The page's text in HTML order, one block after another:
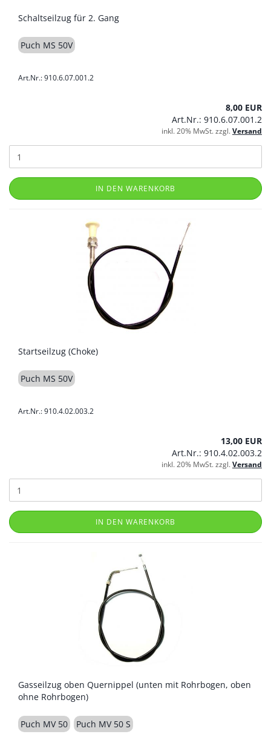
Schaltseilzug für 2. Gang
Puch MS 50V
Art.Nr.: 910.6.07.001.2
8,00 EUR
Art.Nr.: 910.6.07.001.2
inkl. 20% MwSt. zzgl.Versand
IN DEN WARENKORB
Startseilzug (Choke)
Puch MS 50V
Art.Nr.: 910.4.02.003.2
13,00 EUR
Art.Nr.: 910.4.02.003.2
inkl. 20% MwSt. zzgl.Versand
IN DEN WARENKORB
Gasseilzug oben Quernippel (unten mit Rohrbogen, oben
ohne Rohrbogen)
Puch MV 50 Puch MV 50 S